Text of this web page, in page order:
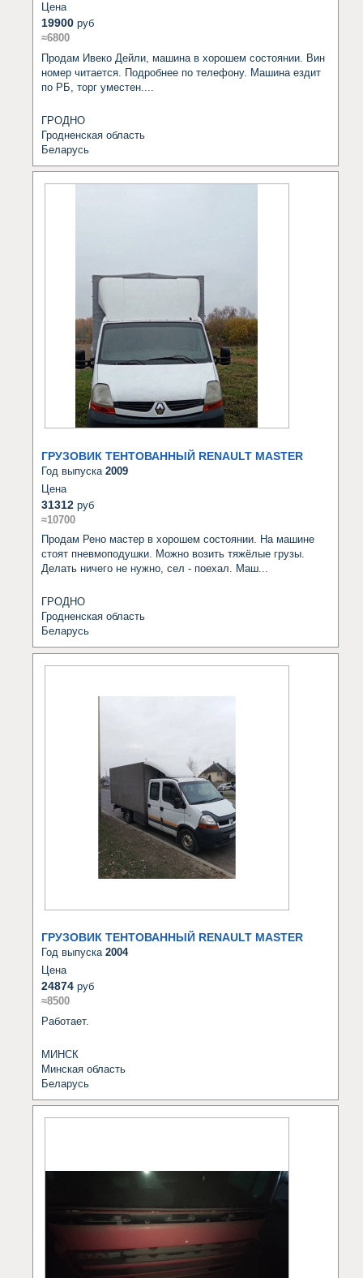
Цена
19900 руб
≈6800
Продам Ивеко Дейли, машина в хорошем состоянии. Вин
номер читается. Подробнее по телефону. Машина ездит
по РБ, торг уместен....
ГРОДНО
Гродненская область
Беларусь
ГРУЗОВИК ТЕНТОВАННЫЙ RENAULT MASTER
Год выпуска 2009
Цена
31312 руб
≈10700
Продам Рено мастер в хорошем состоянии. На машине
стоят пневмоподушки. Можно возить тяжёлые грузы.
Делать ничего не нужно, сел - поехал. Маш...
ГРОДНО
Гродненская область
Беларусь
ГРУЗОВИК ТЕНТОВАННЫЙ RENAULT MASTER
Год выпуска 2004
Цена
24874 руб
≈8500
Работает.
МИНСК
Минская область
Беларусь